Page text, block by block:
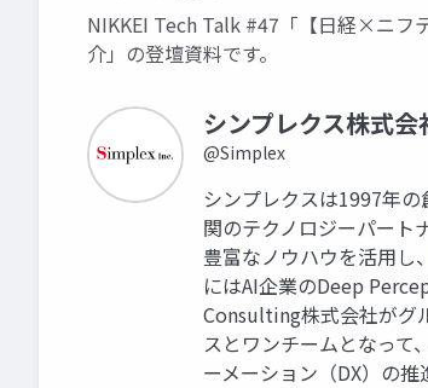
NIKKEI Tech Talk #47「【日経×ニフ
介」の登壇資料です。
シンプレクス株式会
@Simplex
シンプレクスは1997年
関のテクノロジーパート
豊富なノウハウを活用し
にはAI企業のDeep
Consulting株式会社がグ
スとワンチームとなって
ーメーション（DX）の推